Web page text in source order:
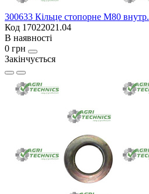
300633 Кільце стопорне М80 внутр.
Код 17022021.04
В наявності
0 грн
Закінчується